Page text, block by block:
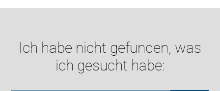
Ich habe nicht gefunden, was
ich gesucht habe: